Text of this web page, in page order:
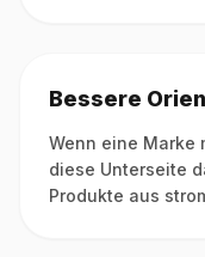
Bessere
Wenn eine Marke
diese Unterseite
Produkte aus